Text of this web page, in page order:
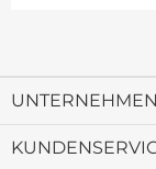
UNTERNEHMEN